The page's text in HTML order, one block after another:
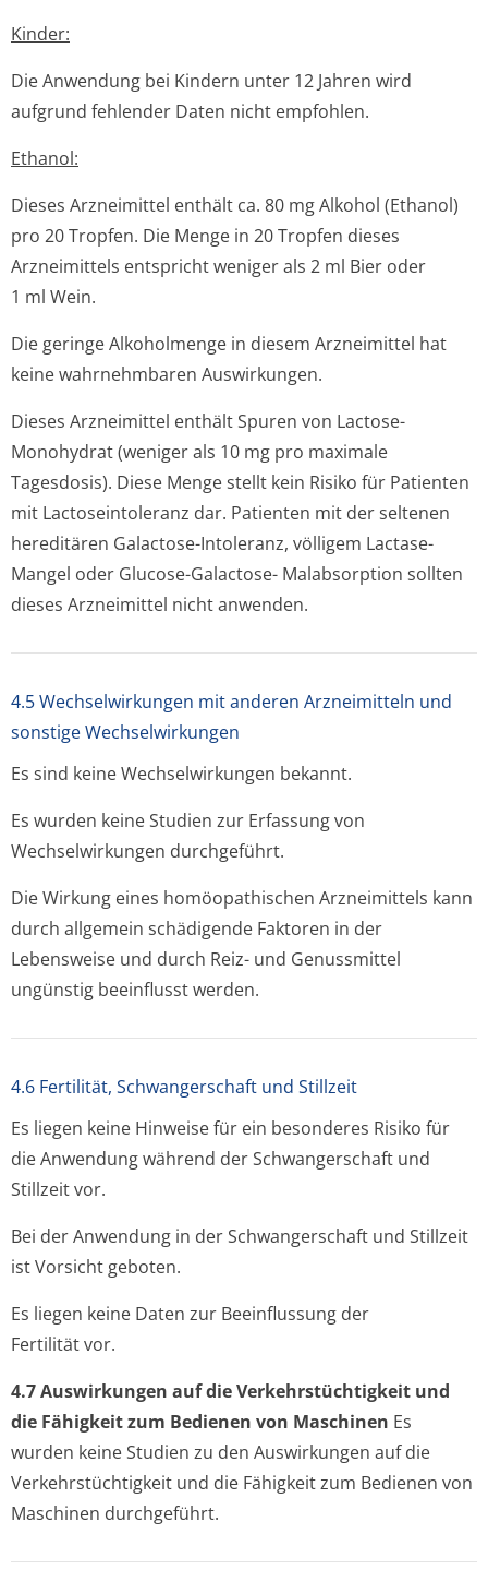
Kinder:
Die Anwendung bei Kindern unter 12 Jahren wird
aufgrund fehlender Daten nicht empfohlen.
Ethanol:
Dieses Arzneimittel enthält ca. 80 mg Alkohol (Ethanol)
pro 20 Tropfen. Die Menge in 20 Tropfen dieses
Arzneimittels entspricht weniger als 2 ml Bier oder
1 ml Wein.
Die geringe Alkoholmenge in diesem Arzneimittel hat
keine wahrnehmbaren Auswirkungen.
Dieses Arzneimittel enthält Spuren von Lactose-
Monohydrat (weniger als 10 mg pro maximale
Tagesdosis). Diese Menge stellt kein Risiko für Patienten
mit Lactoseintoleranz dar. Patienten mit der seltenen
hereditären Galactose-Intoleranz, völligem Lactase-
Mangel oder Glucose-Galactose- Malabsorption sollten
dieses Arzneimittel nicht anwenden.
4.5 Wechselwirkungen mit anderen Arzneimitteln und
sonstige Wechselwirkungen
Es sind keine Wechselwirkungen bekannt.
Es wurden keine Studien zur Erfassung von
Wechselwirkungen durchgeführt.
Die Wirkung eines homöopathischen Arzneimittels kann
durch allgemein schädigende Faktoren in der
Lebensweise und durch Reiz- und Genussmittel
ungünstig beeinflusst werden.
4.6 Fertilität, Schwangerschaft und Stillzeit
Es liegen keine Hinweise für ein besonderes Risiko für
die Anwendung während der Schwangerschaft und
Stillzeit vor.
Bei der Anwendung in der Schwangerschaft und Stillzeit
ist Vorsicht geboten.
Es liegen keine Daten zur Beeinflussung der
Fertilität vor.
4.7 Auswirkungen auf die Verkehrstüchtigkeit und
die Fähigkeit zum Bedienen von Maschinen Es
wurden keine Studien zu den Auswirkungen auf die
Verkehrstüchtigkeit und die Fähigkeit zum Bedienen von
Maschinen durchgeführt.